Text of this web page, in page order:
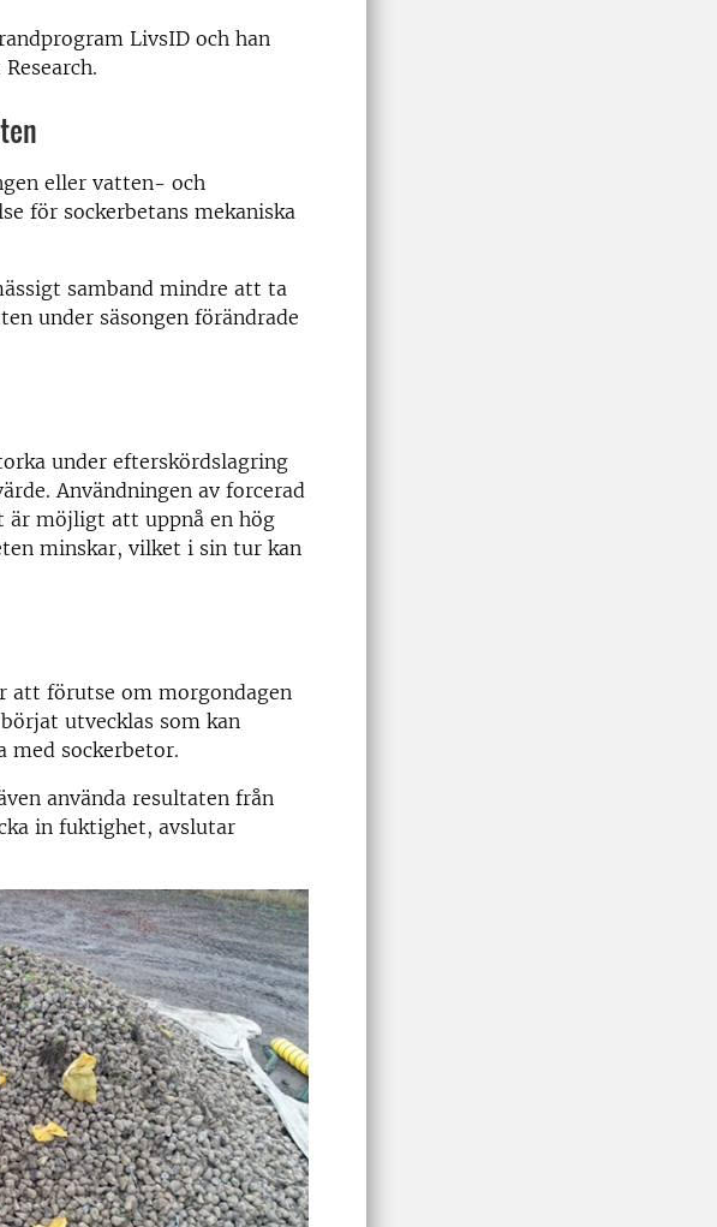
LivsID och han
eller vatten- och
för sockerbetans mekaniska
samband mindre att ta
under säsongen förändrade
under efterskördslagring
Användningen av forcerad
är möjligt att uppnå en hög
minskar, vilket i sin tur kan
att förutse om morgondagen
utvecklas som kan
med sockerbetor.
använda resultaten från
in fuktighet, avslutar